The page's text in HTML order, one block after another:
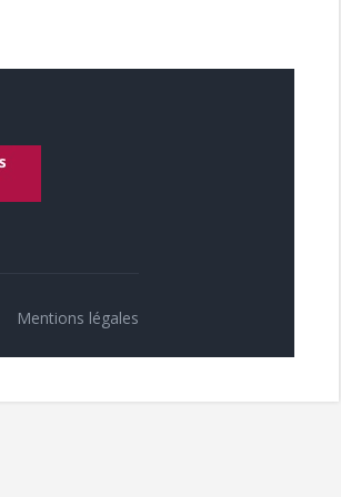
Mentions légales